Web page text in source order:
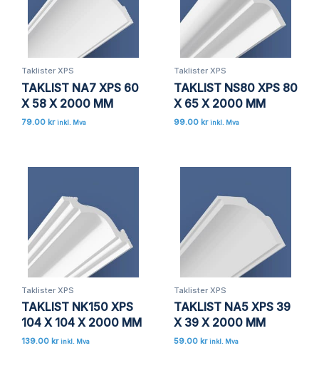
Omtalen din
*
Navn*
Lagre mitt navn, e-post og nettside i denne
nettleseren for neste gang jeg kommenterer.
Taklister XPS
TAKLIST NA7 XPS 60
X 58 X 2000 MM
79.00 kr inkl. Mva
Taklister XPS
TAKLIST NS80 XPS 80
X 65 X 2000 MM
99.00 kr inkl. Mva
Taklister XPS
TAKLIST NK150 XPS
104 X 104 X 2000 MM
139.00 kr inkl. Mva
Taklister XPS
TAKLIST NA5 XPS 39
X 39 X 2000 MM
59.00 kr inkl. Mva